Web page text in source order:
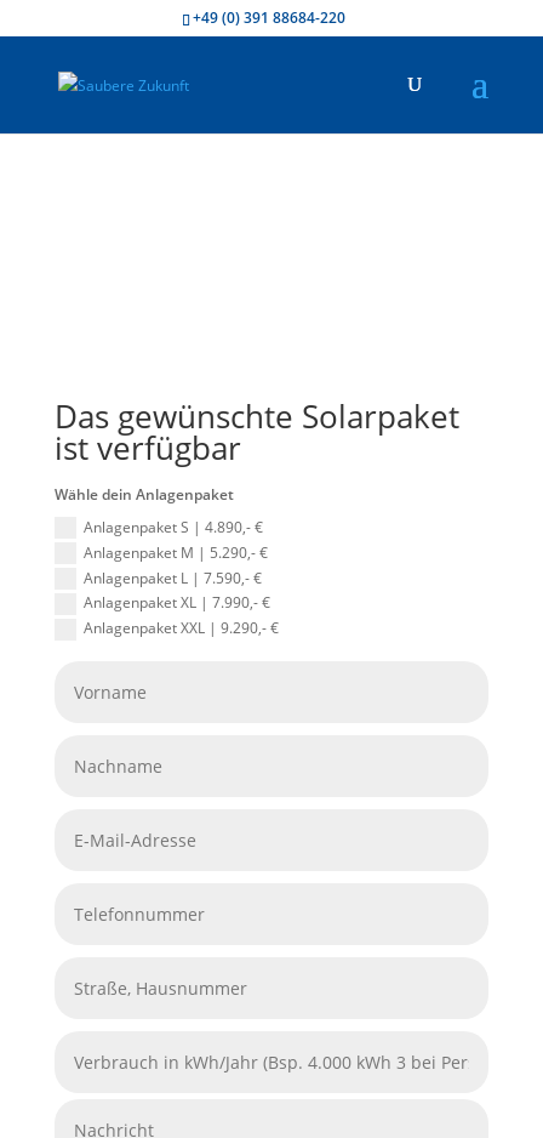
+49 (0) 391 88684-220
Das gewünschte Solarpaket
ist verfügbar
Wähle dein Anlagenpaket
Anlagenpaket S | 4.890,- €
Anlagenpaket M | 5.290,- €
Anlagenpaket L | 7.590,- €
Anlagenpaket XL | 7.990,- €
Anlagenpaket XXL | 9.290,- €